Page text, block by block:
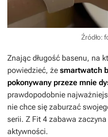
Źródło:
Znając długość basenu, na
powiedzieć, że smartwatch
pokonywany przeze mnie
prawdopodobnie
nie chce się zaburzać
serii. Z Fit 4 zabawa
aktywności.